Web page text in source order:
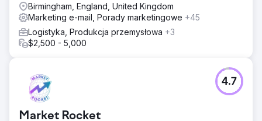
Birmingham, England, United Kingdom
Marketing e-mail, Porady marketingowe +45
Logistyka, Produkcja przemysłowa +3
$2,500 - 5,000
Market Rocket
4.7